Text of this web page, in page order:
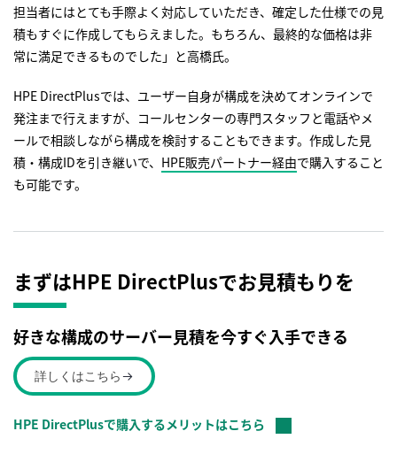
担当者にはとても手際よく対応していただき、確定した仕様での見
積もすぐに作成してもらえました。もちろん、最終的な価格は非
常に満足できるものでした」と高橋氏。
HPE DirectPlusでは、ユーザー自身が構成を決めてオンラインで
発注まで行えますが、コールセンターの専門スタッフと電話やメ
ールで相談しながら構成を検討することもできます。作成した見
積・構成IDを引き継いで、 HPE販売パートナー経由で購入すること
も可能です。
まずはHPE DirectPlusでお見積もりを
好きな構成のサーバー見積を今すぐ入手できる
詳しくはこちら
HPE DirectPlusで購入するメリットはこちら